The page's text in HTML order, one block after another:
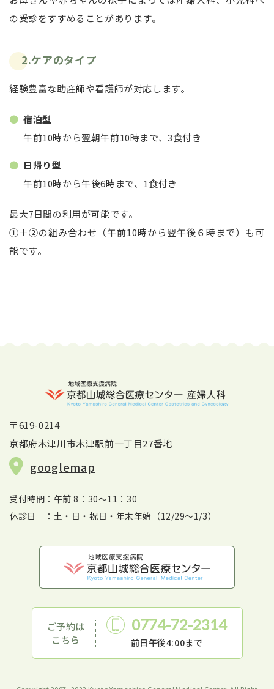
の受診をすすめることがあります。
2.ケアのタイプ
経験豊富な助産師や看護師が対応します。
宿泊型
午前10時から翌朝午前10時まで、3食付き
日帰り型
午前10時から午後6時まで、1食付き
最大7日間の利用が可能です。
①＋②の組み合わせ（午前10時から翌午後６時まで）も可
能です。
〒619-0214
京都府木津川市木津駅前一丁目27番地
googlemap
受付時間：午前 8：30～11：30
休診日 ：土・日・祝日・年末年始（12/29～1/3）
ご予約は
こちら
0774-72-2314
前日午後4:00まで